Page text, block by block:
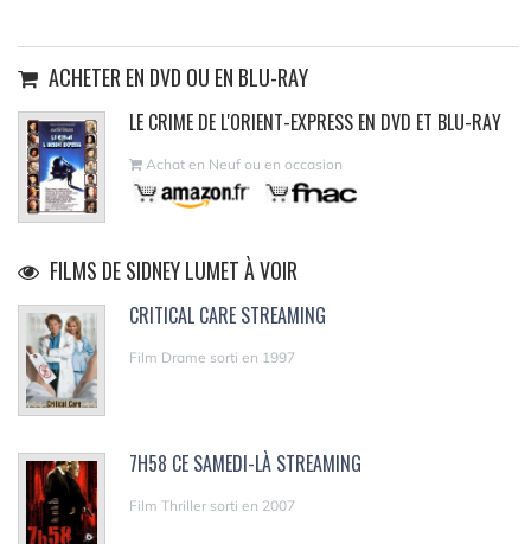
ACHETER EN DVD OU EN BLU-RAY
LE CRIME DE L'ORIENT-EXPRESS EN DVD ET BLU-RAY
Achat en Neuf ou en occasion
FILMS DE SIDNEY LUMET À VOIR
CRITICAL CARE STREAMING
Film Drame sorti en 1997
7H58 CE SAMEDI-LÀ STREAMING
Film Thriller sorti en 2007